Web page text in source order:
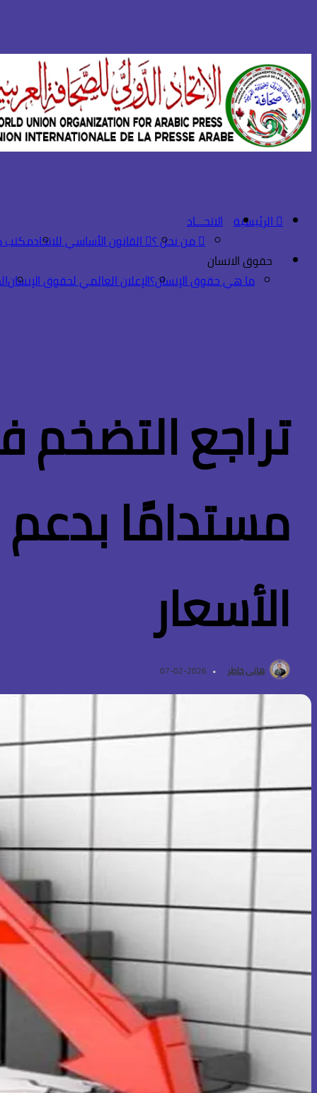
الرئيسية الاتحـــاد
من نحن ؟ القانون الأساسي للاتحادمكتب
حقوق الانسان
ما هي حقوق الإنسان؟الإعلان العالمي لحقوق الإنسان
تراجع
مستدامًا بدعم
الأسعار
هانى خاطر 2026-02-07